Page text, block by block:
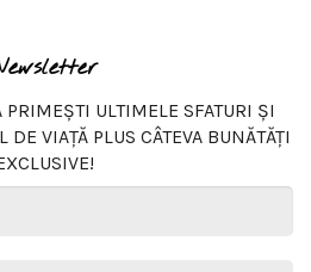
ULTIMELE SFATURI ȘI
DE VIAȚĂ PLUS CÂTEVA BUNĂTĂȚI